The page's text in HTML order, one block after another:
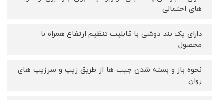
های احتمالی
دارای یک بند دوشی با قابلیت تنظیم ارتفاع همراه با
محصول
نحوه باز و بسته شدن جیب ها از طریق زیپ و سرزیپ های
روان